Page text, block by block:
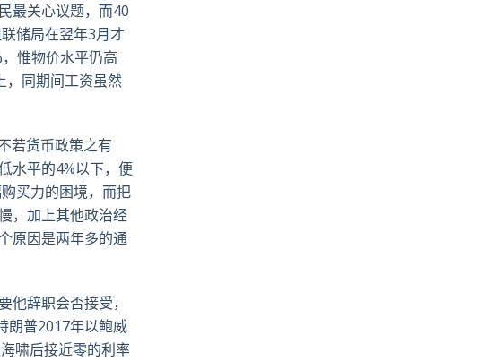
最关心议题，而40
储局在翌年3月才
惟物价水平仍高
，同期间工资虽然
若货币政策之有
水平的4%以下，便
买力的困境，而把
，加上其他政治经
原因是两年多的通
辞职会否接受，
朗普2017年以鲍威
啸后接近零的利率